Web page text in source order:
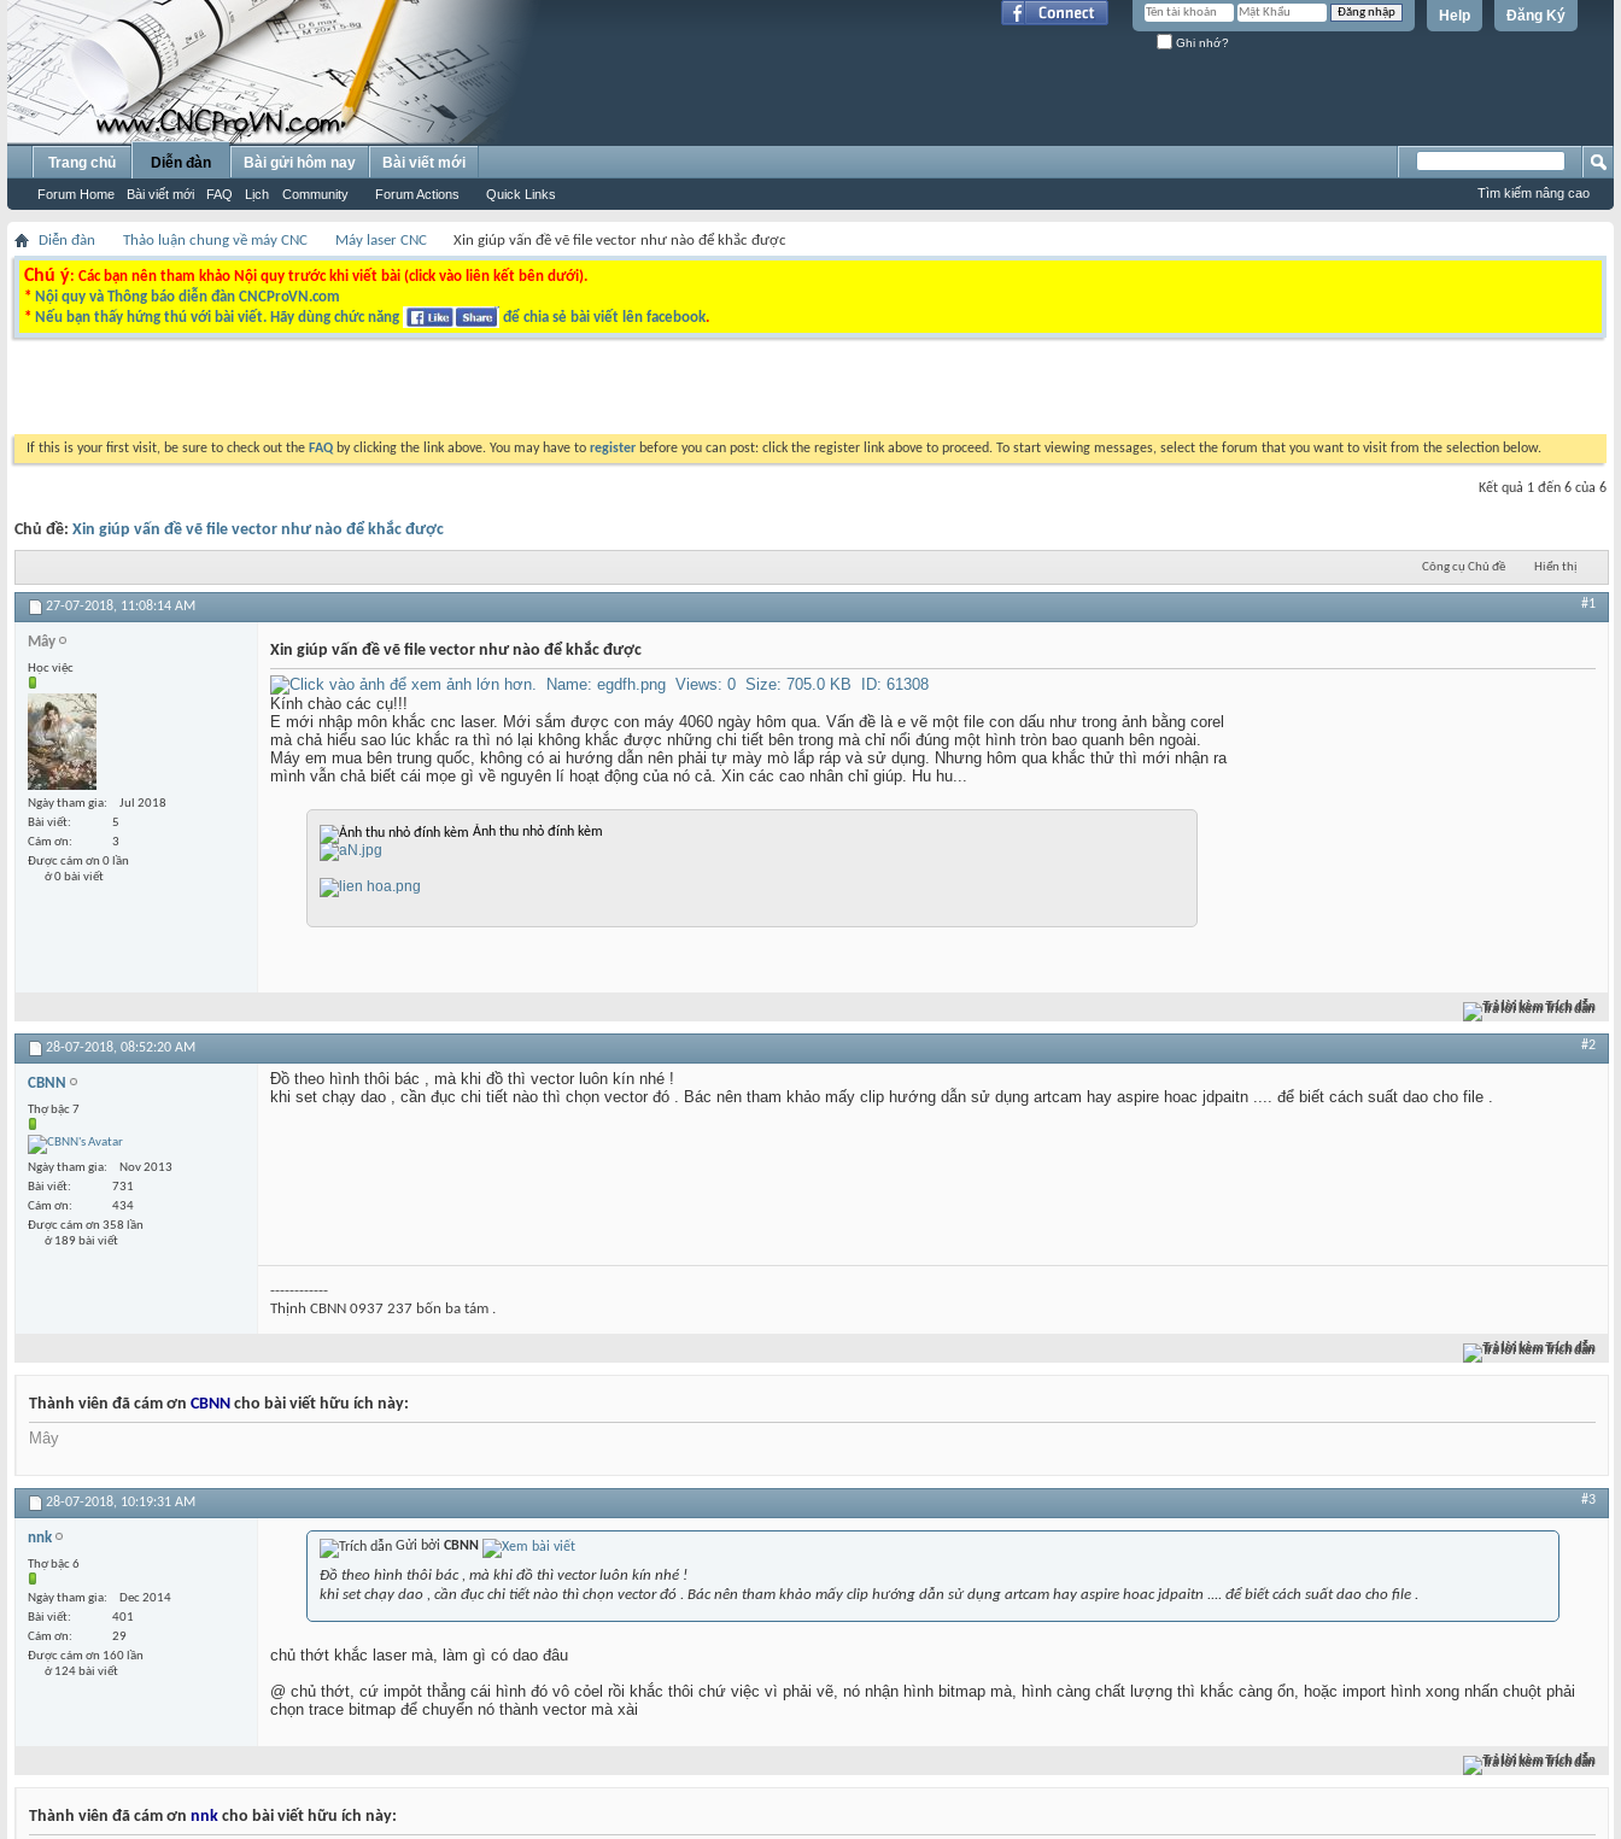
Đăng Ký
Help
Ghi nhớ?
Trang chủ Diễn đàn
Forum Home Bài viết mới FAQ Lịch Community Forum Actions Quick Links
Bài gửi hôm nay Bài viết mới
Tìm kiếm nâng cao
Diễn đàn Thảo luận chung về máy CNC Máy laser CNC Xin giúp vấn đề vẽ file vector như nào để khắc được
Chú ý: Các bạn nên tham khảo Nội quy trước khi viết bài (click vào liên kết bên dưới).
* Nội quy và Thông báo diễn đàn CNCProVN.com
* Nếu bạn thấy hứng thú với bài viết. Hãy dùng chức năng để chia sẻ bài viết lên facebook.
If this is your first visit, be sure to check out the FAQ by clicking the link above. You may have to register before you can post: click the register link above to proceed. To start viewing messages, select the forum that you want to visit from the selection below.
Kết quả 1 đến 6 của 6
Chủ đề: Xin giúp vấn đề vẽ file vector như nào để khắc được
Công cụ Chủ đề Hiển thị
27-07-2018, 11:08:14 AM #1
Mây
Học việc
Ngày tham gia
Jul 2018
Bài viết
5
Cám ơn
3
Được cám ơn 0 lần
ở 0 bài viết
Xin giúp vấn đề vẽ file vector như nào để khắc được
Kính chào các cụ!!!
E mới nhập môn khắc cnc laser. Mới sắm được con máy 4060 ngày hôm qua. Vấn đề là e vẽ một file con dấu như trong ảnh bằng corel
mà chả hiểu sao lúc khắc ra thì nó lại không khắc được những chi tiết bên trong mà chỉ nổi đúng một hình tròn bao quanh bên ngoài.
Máy em mua bên trung quốc, không có ai hướng dẫn nên phải tự mày mò lắp ráp và sử dụng. Nhưng hôm qua khắc thử thì mới nhận ra
mình vẫn chả biết cái mọe gì về nguyên lí hoạt động của nó cả. Xin các cao nhân chỉ giúp. Hu hu...
Ảnh thu nhỏ đính kèm
Trả lời kèm Trích dẫn
28-07-2018, 08:52:20 AM #2
CBNN
Thợ bậc 7
Ngày tham gia
Nov 2013
Bài viết
731
Cám ơn
434
Được cám ơn 358 lần
ở 189 bài viết
Đồ theo hình thôi bác , mà khi đồ thì vector luôn kín nhé !
khi set chạy dao , cần đục chi tiết nào thì chọn vector đó . Bác nên tham khảo mấy clip hướng dẫn sử dụng artcam hay aspire hoac jdpaitn .... để biết cách suất dao cho file .
------------
Thịnh CBNN 0937 237 bốn ba tám .
Trả lời kèm Trích dẫn
Thành viên đã cám ơn CBNN cho bài viết hữu ích này:
Mây
28-07-2018, 10:19:31 AM #3
nnk
Thợ bậc 6
Ngày tham gia
Dec 2014
Bài viết
401
Cám ơn
29
Được cám ơn 160 lần
ở 124 bài viết
Gửi bởi CBNN
Đồ theo hình thôi bác , mà khi đồ thì vector luôn kín nhé !
khi set chạy dao , cần đục chi tiết nào thì chọn vector đó . Bác nên tham khảo mấy clip hướng dẫn sử dụng artcam hay aspire hoac jdpaitn .... để biết cách suất dao cho file .
chủ thớt khắc laser mà, làm gì có dao đâu
@ chủ thớt, cứ impỏt thẳng cái hình đó vô cỏel rồi khắc thôi chứ việc vì phải vẽ, nó nhận hình bitmap mà, hình càng chất lượng thì khắc càng ổn, hoặc import hình xong nhấn chuột phải
chọn trace bitmap để chuyển nó thành vector mà xài
Trả lời kèm Trích dẫn
Thành viên đã cám ơn nnk cho bài viết hữu ích này: